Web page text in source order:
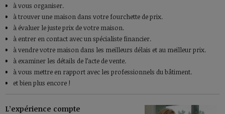
à vous organiser.
à trouver une maison dans votre fourchette de prix.
à évaluer le juste prix de votre maison.
à entrer en contact avec un spécialiste financier.
à vendre votre maison dans les meilleurs délais et au meilleur prix.
à examiner les détails de l’acte de vente.
à vous mettre en rapport avec les professionnels du bâtiment.
et bien plus encore !
L’expérience compte